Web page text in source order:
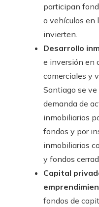
participan
o vehículos en
invierten.
Desarrollo
e inversión en
comerciales y
Santiago se
demanda de
inmobiliarios
fondos y por
inmobiliarios
y fondos
Capital
fondos de